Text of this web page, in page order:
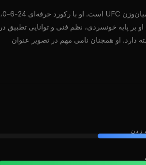
اسرائیل آدسانیا، معروف به "آخرین سبک‌زن"، یکی از مدعیان اصلی در دسته میان‌وزن UFC است. او با رکورد حرفه‌ای 24-6-0،
پایه خونسردی، نظم فنی و توانایی تطبیق در
بنا شده است. او در حال حاضر رتبه 9 را در این دسته دارد. او همچنان نامی مهم در تصویر عنوان
زدن